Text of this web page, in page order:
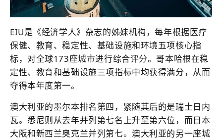
EIU是《经济学人》杂志的姊妹机构，每年根据医疗
保健、教育、稳定性、基础设施和环境五项核心指
标，对全球173座城市进行综合评分。哥本哈根在稳
定性、教育和基础设施三项指标中均获得满分，从而
夺得本年度第一。
澳大利亚的墨尔本排名第四，紧随其后的是瑞士日内
瓦。悉尼则从去年并列第七名上升至第六位，而日本
大阪和新西兰奥克兰并列第七。澳大利亚的另一座城